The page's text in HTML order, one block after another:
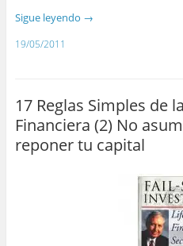
Sigue leyendo →
19/05/2011
17 Reglas Simples de
Financiera (2) No
reponer tu capital